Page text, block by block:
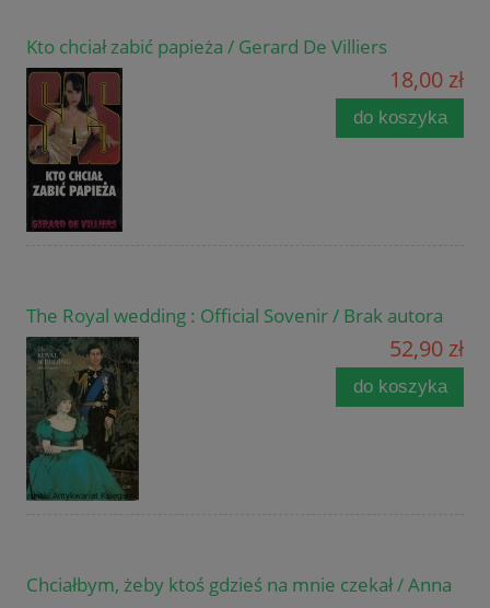
Kto chciał zabić papieża / Gerard De Villiers
18,00 zł
do koszyka
The Royal wedding : Official Sovenir / Brak autora
52,90 zł
do koszyka
Chciałbym, żeby ktoś gdzieś na mnie czekał / Anna